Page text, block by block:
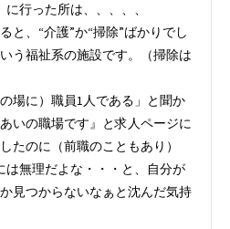
行った所は、、、、、
と、“介護”か“掃除”ばかりでし
う福祉系の施設です。（掃除は
場に）職員1人である」と聞か
いの職場です』と求人ページに
たのに（前職のこともあり）
は無理だよな・・・と、自分が
見つからないなぁと沈んだ気持